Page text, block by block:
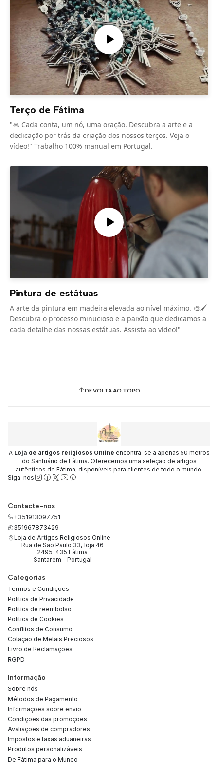
Terço de Fátima
"🙏 Cada conta, um nó, uma oração. Descubra a arte e a
dedicação por trás da criação dos nossos terços. Veja o
vídeo!" Trabalho 100% manual em Portugal.
Pintura de estátuas
A arte da pintura em madeira elevada ao nível máximo. 🎨🖌️
Descubra o processo minucioso e a paixão que dedicamos a
cada detalhe das nossas estátuas. Assista ao vídeo!"
DE VOLTA AO TOPO
A Loja de artigos religiosos Online encontra-se a apenas 50 metros
do Santuário de Fátima. Oferecemos uma seleção de artigos
autênticos de Fátima, disponíveis para clientes de todo o mundo.
Siga-nos
Contacte-nos
+351913097751
351967873429
Loja de Artigos Religiosos Online
Rua de São Paulo 33, loja 46
2495-435 Fátima
Santarém - Portugal
Categorias
Termos e Condições
Política de Privacidade
Política de reembolso
Política de Cookies
Conflitos de Consumo
Cotação de Metais Preciosos
Livro de Reclamações
RGPD
Informação
Sobre nós
Métodos de Pagamento
Informações sobre envio
Condições das promoções
Avaliações de compradores
Impostos e taxas aduaneiras
Produtos personalizáveis
De Fátima para o Mundo